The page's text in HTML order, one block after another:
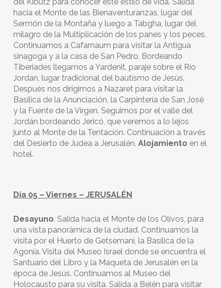
hacia el Monte de las Bienaventuranzas, lugar del
Sermón de la Montaña y luego a Tabgha, lugar del
milagro de la Multiplicación de los panes y los peces.
Continuamos a Cafarnaum para visitar la Antigua
sinagoga y a la casa de San Pedro. Bordeando
Tiberiades llegamos a Yardenit, paraje sobre el Río
Jordan, lugar tradicional del bautismo de Jesús.
Después nos dirigimos a Nazaret para visitar la
Basílica de la Anunciación, la Carpintería de San José
y la Fuente de la Virgen. Seguimos por el valle del
Jordán bordeando Jericó, que veremos a lo lejos
junto al Monte de la Tentación. Continuación a través
del Desierto de Judea a Jerusalén. Alojamiento en el
hotel.
Día 05 – Viernes – JERUSALÉN
Desayuno. Salida hacia el Monte de los Olivos, para
una vista panorámica de la ciudad. Continuamos la
visita por el Huerto de Getsemaní, la Basílica de la
Agonía. Visita del Museo Israel donde se encuentra el
Santuario del Libro y la Maqueta de Jerusalén en la
época de Jesús. Continuamos al Museo del
Holocausto para su visita. Salida a Belén para visitar